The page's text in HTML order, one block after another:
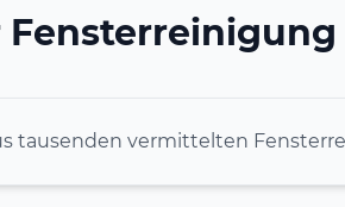
Fensterreinigung
tausenden vermittelten